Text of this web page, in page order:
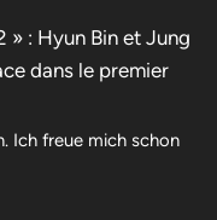
» : Hyun Bin et Jung
dans le premier
Ich freue mich schon